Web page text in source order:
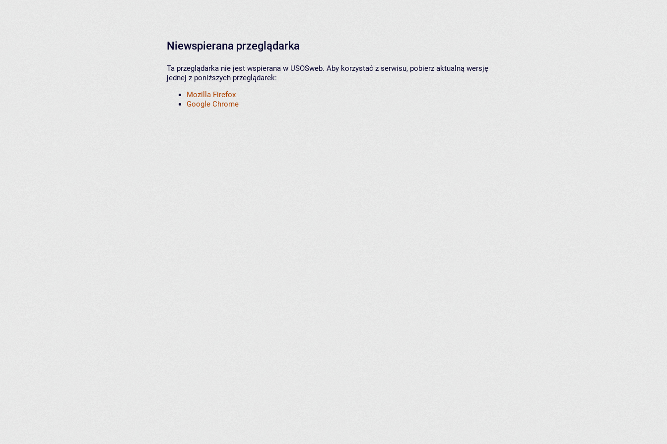
Niewspierana przeglądarka
Ta przeglądarka nie jest wspierana w USOSweb. Aby korzystać z serwisu, pobierz aktualną wersję
jednej z poniższych przeglądarek:
Mozilla Firefox
Google Chrome